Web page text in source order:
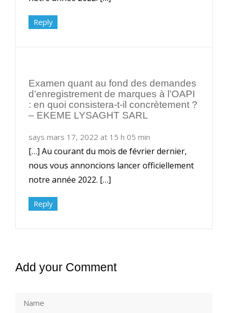
Reply
Examen quant au fond des demandes
d’enregistrement de marques à l’OAPI
: en quoi consistera-t-il concrètement ?
– EKEME LYSAGHT SARL
says mars 17, 2022 at 15 h 05 min
[…] Au courant du mois de février dernier,
nous vous annoncions lancer officiellement
notre année 2022. […]
Reply
Add your Comment